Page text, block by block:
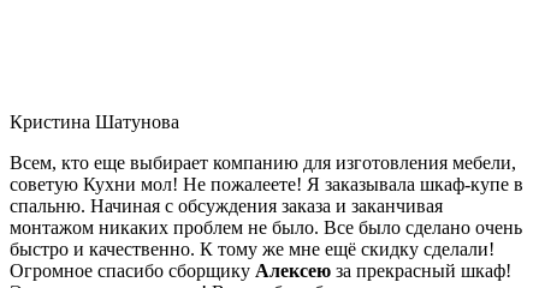
Кристина Шатунова
Всем, кто еще выбирает компанию для изготовления мебели,
советую Кухни мол! Не пожалеете! Я заказывала шкаф-купе в
спальню. Начиная с обсуждения заказа и заканчивая
монтажом никаких проблем не было. Все было сделано очень
быстро и качественно. К тому же мне ещё скидку сделали!
Огромное спасибо сборщику Алексею за прекрасный шкаф!